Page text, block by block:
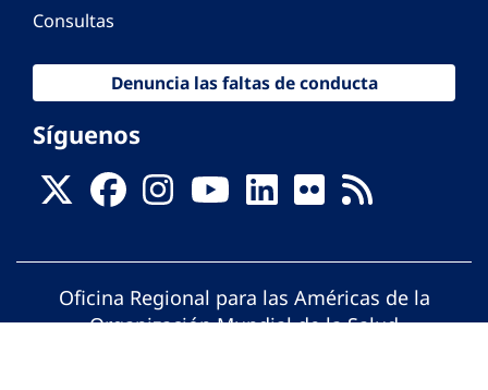
Consultas
Denuncia las faltas de conducta
Síguenos
Oficina Regional para las Américas de la
Organización Mundial de la Salud